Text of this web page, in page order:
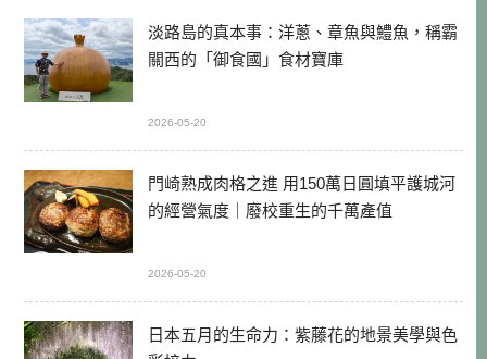
淡路島的真本事：洋蔥、章魚與鱧魚，稱霸
關西的「御食國」食材寶庫
2026-05-20
門崎熟成肉格之進 用150萬日圓填平護城河
的經營氣度｜廢校重生的千萬產值
2026-05-20
日本五月的生命力：紫藤花的地景美學與色